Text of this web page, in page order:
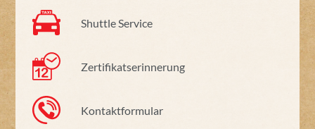
Shuttle Service
Zertifikatserinnerung
Kontaktformular